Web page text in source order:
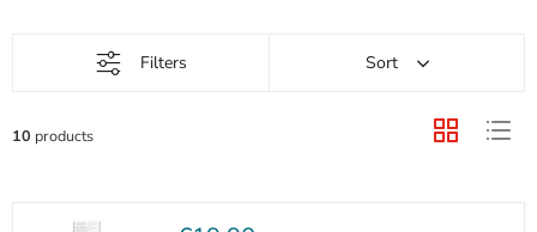
Filters Sort
10 products